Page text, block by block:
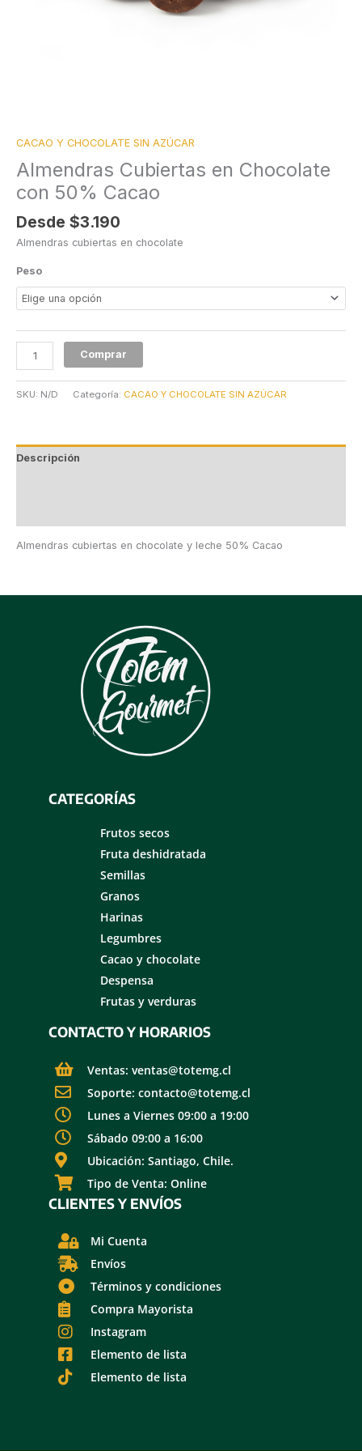
CACAO Y CHOCOLATE SIN AZÚCAR
Almendras Cubiertas en Chocolate
con 50% Cacao
Desde $3.190
Almendras cubiertas en chocolate
Peso
Comprar
SKU: N/D Categoría: CACAO Y CHOCOLATE SIN AZÚCAR
Descripción
Almendras cubiertas en chocolate y leche 50% Cacao
CATEGORÍAS
Frutos secos
Fruta deshidratada
Semillas
Granos
Harinas
Legumbres
Cacao y chocolate
Despensa
Frutas y verduras
CONTACTO Y HORARIOS
Ventas: ventas@totemg.cl
Soporte: contacto@totemg.cl
Lunes a Viernes 09:00 a 19:00
Sábado 09:00 a 16:00
Ubicación: Santiago, Chile.
Tipo de Venta: Online
CLIENTES Y ENVÍOS
Mi Cuenta
Envíos
Términos y condiciones
Compra Mayorista
Instagram
Elemento de lista
Elemento de lista